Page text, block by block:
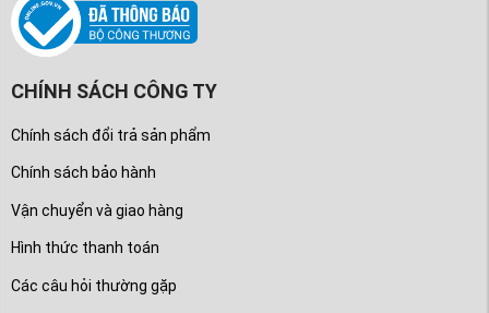
CHÍNH SÁCH CÔNG TY
Chính sách đổi trả sản phẩm
Chính sách bảo hành
Vận chuyển và giao hàng
Hình thức thanh toán
Các câu hỏi thường gặp